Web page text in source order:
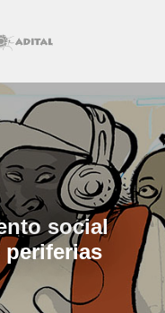
social